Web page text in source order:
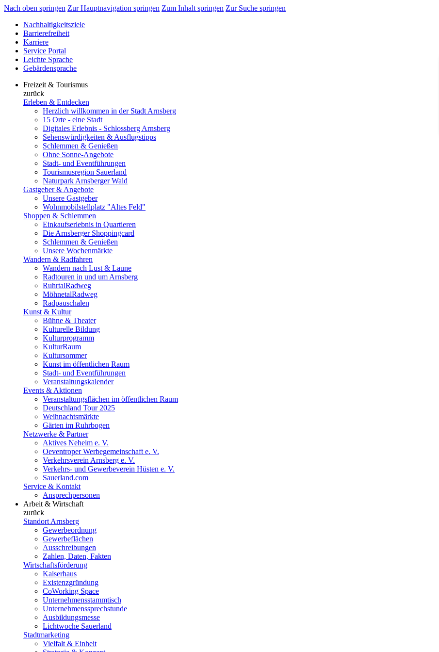
Nach oben springen Zur Hauptnavigation springen Zum Inhalt springen Zur Suche springen
Nachhaltigkeitsziele
Barrierefreiheit
Karriere
Service Portal
Leichte Sprache
Gebärdensprache
Freizeit & Tourismus
zurück
Erleben & Entdecken
Herzlich willkommen in der Stadt Arnsberg
15 Orte - eine Stadt
Digitales Erlebnis - Schlossberg Arnsberg
Sehenswürdigkeiten & Ausflugstipps
Schlemmen & Genießen
Ohne Sonne-Angebote
Stadt- und Eventführungen
Tourismusregion Sauerland
Naturpark Arnsberger Wald
Gastgeber & Angebote
Unsere Gastgeber
Wohnmobilstellplatz "Altes Feld"
Shoppen & Schlemmen
Einkaufserlebnis in Quartieren
Die Arnsberger Shoppingcard
Schlemmen & Genießen
Unsere Wochenmärkte
Wandern & Radfahren
Wandern nach Lust & Laune
Radtouren in und um Arnsberg
RuhrtalRadweg
MöhnetalRadweg
Radpauschalen
Kunst & Kultur
Bühne & Theater
Kulturelle Bildung
Kulturprogramm
KulturRaum
Kultursommer
Kunst im öffentlichen Raum
Stadt- und Eventführungen
Veranstaltungskalender
Events & Aktionen
Veranstaltungsflächen im öffentlichen Raum
Deutschland Tour 2025
Weihnachtsmärkte
Gärten im Ruhrbogen
Netzwerke & Partner
Aktives Neheim e. V.
Oeventroper Werbegemeinschaft e. V.
Verkehrsverein Arnsberg e. V.
Verkehrs- und Gewerbeverein Hüsten e. V.
Sauerland.com
Service & Kontakt
Ansprechpersonen
Arbeit & Wirtschaft
zurück
Standort Arnsberg
Gewerbeordnung
Gewerbeflächen
Ausschreibungen
Zahlen, Daten, Fakten
Wirtschaftsförderung
Kaiserhaus
Existenzgründung
CoWorking Space
Unternehmensstammtisch
Unternehmenssprechstunde
Ausbildungsmesse
Lichtwoche Sauerland
Stadtmarketing
Vielfalt & Einheit